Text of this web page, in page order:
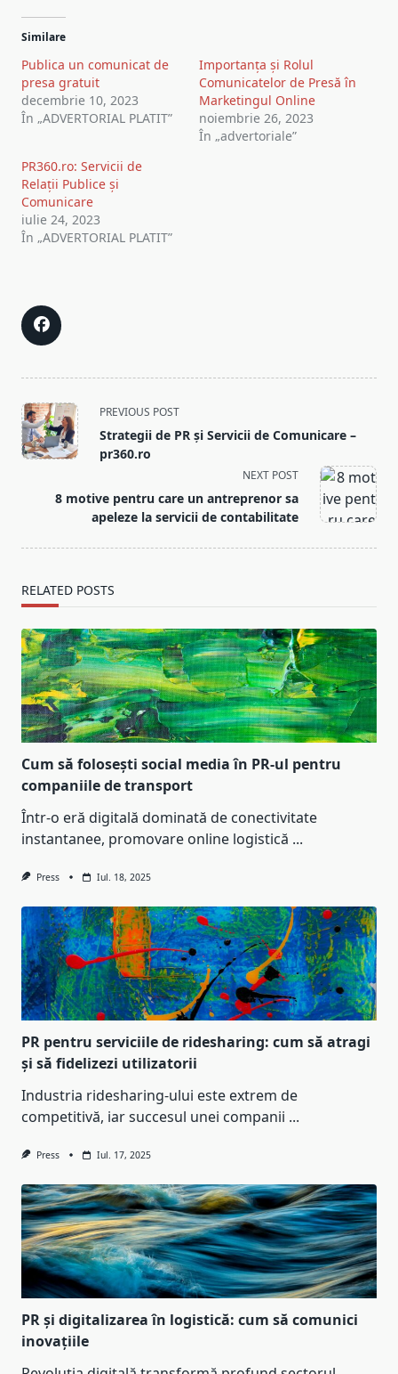
Navigare
în
articole
Similare
Publica un comunicat de
presa gratuit
decembrie 10, 2023
În „ADVERTORIAL PLATIT”
Importanța și Rolul
Comunicatelor de Presă în
Marketingul Online
noiembrie 26, 2023
În „advertoriale”
PR360.ro: Servicii de
Relații Publice și
Comunicare
iulie 24, 2023
În „ADVERTORIAL PLATIT”
<span
class="nav-
subtitle
reader-
text">Page</span>
PREVIOUS POST
Strategii de PR și Servicii de Comunicare –
pr360.ro
NEXT POST
8 motive pentru care un antreprenor sa
apeleze la servicii de contabilitate
RELATED POSTS
Cum să folosești social media în PR-ul pentru
companiile de transport
Într-o eră digitală dominată de conectivitate
instantanee, promovare online logistică ...
Press Iul. 18, 2025
PR pentru serviciile de ridesharing: cum să atragi
și să fidelizezi utilizatorii
Industria ridesharing-ului este extrem de
competitivă, iar succesul unei companii ...
Press Iul. 17, 2025
PR și digitalizarea în logistică: cum să comunici
inovațiile